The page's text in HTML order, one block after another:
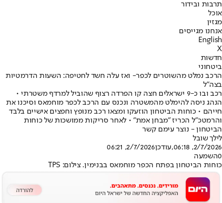
תרבות ובידור
אוכל
מגזין
אנחנו מגייסים
English
X
חדשות
ביטחוני
הרכב נמלט מהשוטרים לכפר- ואז עלה חשד לחטיפה: השעות הדרמטיות
בצה"ל
רכב ובו כ-9 ישראלים חצה קו הפרדה רצוף שהוביל למרדף משטרתי •
הנהג ניסה להימלט מהמשטרה ונכנס עם הרכב לכפר מוחמאס וסיכנו את
חייהם • כוחות הביטחון הוזעקו ומצאו רכב מנופץ וחפצים אישיים בלבד
והרמטכ"ל הכריז "מבחן אמת" • לאחר סריקות ממושכות של כוחות
הביטחון - נוצר עימם קשר
לילך שובל
2/7/2026, 06:18
,עודכן2/7/2026, 06:21
0השמעה
כוחות הביטחון בפתח הכפר מוחמאס בבנימין. צילום: TPS